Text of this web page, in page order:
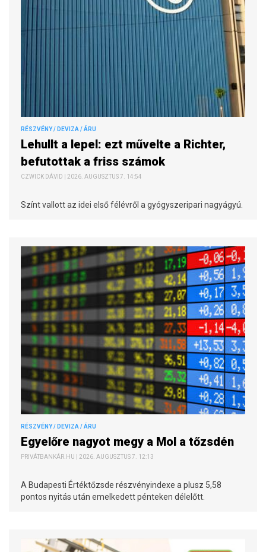
RÉSZVÉNY / DEVIZA / ÁRU
Lehullt a lepel: ezt művelte a Richter,
befutottak a friss számok
CZWICK DÁVID | 2026. AUGUSZTUS 7. 14:54
Színt vallott az idei első félévről a gyógyszeripari nagyágyú.
RÉSZVÉNY / DEVIZA / ÁRU
Egyelőre nagyot megy a Mol a tőzsdén
PRIVÁTBANKÁR.HU | 2026. AUGUSZTUS 7. 12:13
A Budapesti Értéktőzsde részvényindexe a plusz 5,58
pontos nyitás után emelkedett pénteken délelőtt.